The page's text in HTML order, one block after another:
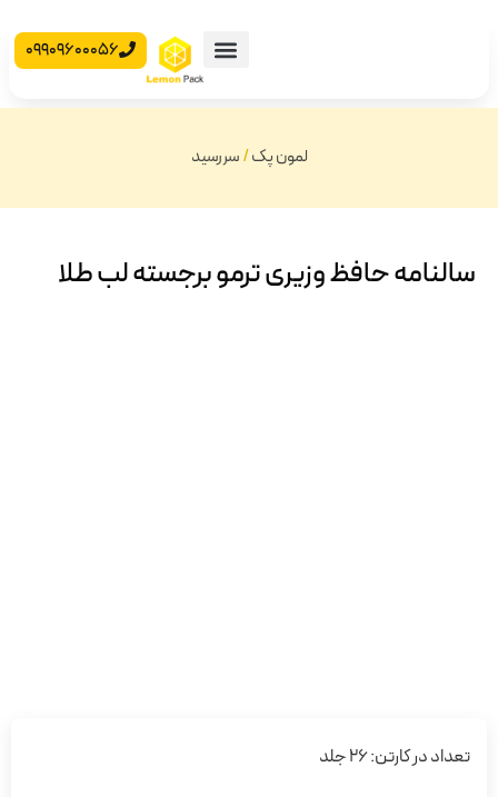
09909600056
لمون پک/سررسید
سالنامه حافظ وزیری ترمو برجسته لب طلا
تعداد در کارتن: 26 جلد